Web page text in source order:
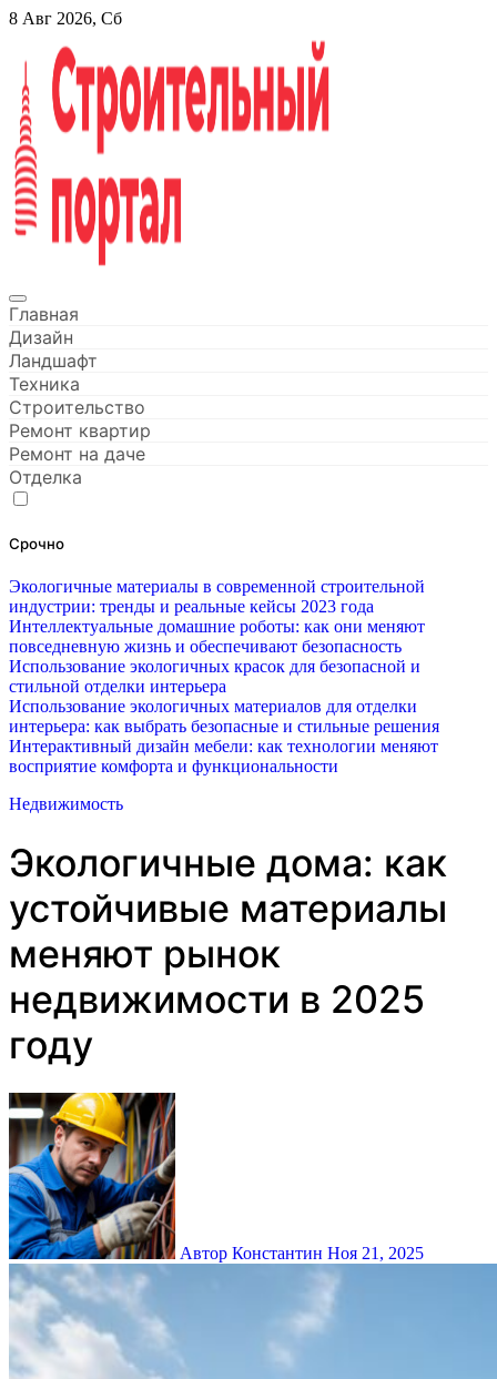
Перейти
содержанию
8 Авг 2026, Сб
Строительный портал
Главная
Дизайн
Ландшафт
Техника
Строительство
Ремонт квартир
Ремонт на даче
Отделка
Срочно
Экологичные материалы в современной строительной
индустрии: тренды и реальные кейсы 2023 года
Интеллектуальные домашние роботы: как они меняют
повседневную жизнь и обеспечивают безопасность
Использование экологичных красок для безопасной и
стильной отделки интерьера
Использование экологичных материалов для отделки
интерьера: как выбрать безопасные и стильные решения
Интерактивный дизайн мебели: как технологии меняют
восприятие комфорта и функциональности
Недвижимость
Экологичные дома: как
устойчивые материалы
меняют рынок
недвижимости в 2025
году
Автор Константин Ноя 21, 2025